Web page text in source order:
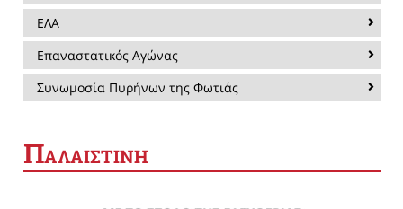
ΕΛΑ
Επαναστατικός Αγώνας
Συνωμοσία Πυρήνων της Φωτιάς
ΠΑΛΑΙΣΤΙΝΗ